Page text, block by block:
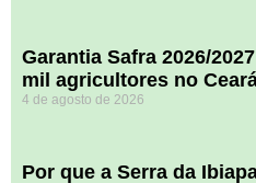
Garantia Safra 2026/
mil agricultores no
4 de agosto de 2026
Por que a Serra da